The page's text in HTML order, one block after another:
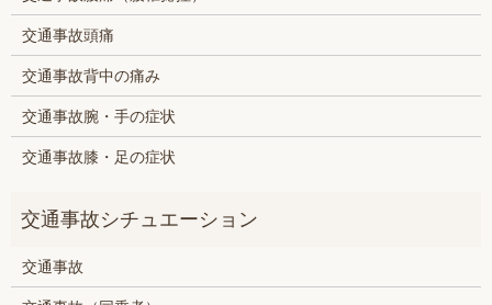
交通事故頭痛
交通事故背中の痛み
交通事故腕・手の症状
交通事故膝・足の症状
交通事故